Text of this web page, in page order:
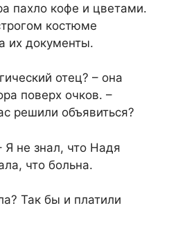
пахло кофе и цветами.
костюме
их документы.
отец? – она
поверх очков. –
решили объявиться?
Я не знал, что Надя
что больна.
Так бы и платили